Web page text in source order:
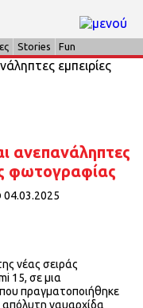
Stories Fun
ανεπανάληπτες
φωτογραφίας
04.03.2025
νέας σειράς
15, σε μια
πραγματοποιήθηκε
ναυαρχίδα